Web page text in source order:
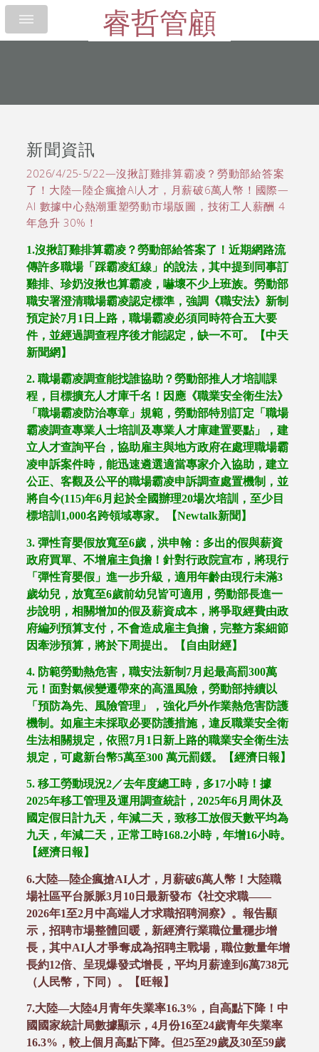
睿哲管顧
新聞資訊
2026/4/25-5/22—沒揪訂雞排算霸凌？勞動部給答案
了！大陸—陸企瘋搶AI人才，月薪破6萬人幣！國際—
AI 數據中心熱潮重塑勞動市場版圖，技術工人薪酬 4
年急升 30%！
1.沒揪訂雞排算霸凌？勞動部給答案了！近期網路流
傳許多職場「踩霸凌紅線」的說法，其中提到同事訂
雞排、珍奶沒揪也算霸凌，嚇壞不少上班族。勞動部
職安署澄清職場霸凌認定標準，強調《職安法》新制
預定於7月 1 日上路，職場霸凌必須同時符合五大要
件，並經過調查程序後才能認定，缺一不可。【中天
新聞網】
2.職場霸凌調查能找誰協助？勞動部推人才培訓課
程，目標擴充人才庫千名！因應《職業安全衛生法》
「職場霸凌防治專章」規範，勞動部特別訂定「職場
霸凌調查專業人士培訓及專業人才庫建置要點」，建
立人才查詢平台，協助雇主與地方政府在處理職場霸
凌申訴案件時，能迅速遴選適當專家介入協助，建立
公正、客觀及公平的職場霸凌申訴調查處置機制，並
將自今(115)年6月起於全國辦理20場次培訓，至少目
標培訓 1,000名跨領域專家。【Newtalk新聞】
3. 彈性育嬰假放寬至6歲，洪申翰：多出的假與薪資
政府買單、不增雇主負擔！針對行政院宣布，將現行
「彈性育嬰假」進一步升級，適用年齡由現行未滿3
歲幼兒，放寬至6歲前幼兒皆可適用，勞動部長進一
步說明，相關增加的假及薪資成本，將爭取經費由政
府編列預算支付，不會造成雇主負擔，完整方案細節
因牽涉預算，將於下周提出。【自由財經】
4. 防範勞動熱危害，職安法新制 7月起最高罰300萬
元！面對氣候變遷帶來的高溫風險，勞動部持續以
「預防為先、風險管理」，強化戶外作業熱危害防護
機制。如雇主未採取必要防護措施，違反職業安全衛
生法相關規定，依照7月 1 日新上路的職業安全衛生法
規定，可處新台幣5萬至300萬元罰鍰。【經濟日報】
5.移工勞動現況2／去年度總工時，多17小時！據
2025年移工管理及運用調查統計，2025年6月周休及
國定假日計九天，年減二天，致移工放假天數平均為
九天，年減二天，正常工時168.2小時，年增16小時。
【經濟日報】
6.大陸—陸企瘋搶AI人才，月薪破6萬人幣！大陸職
場社區平台脈脈3月 10 日最新發布《社交求職——
2026年1至2月中高端人才求職招聘洞察》。報告顯
示，招聘市場整體回暖，新經濟行業職位量穩步增
長，其中AI人才爭奪成為招聘主戰場，職位數量年增
長約12倍、呈現爆發式增長，平均月薪達到6萬738元
（人民幣，下同）。【旺報】
7.大陸—大陸4月青年失業率16.3% ，自高點下降！中
國國家統計局數據顯示，4月份16至24歲青年失業率
16.3% ，較上個月高點下降。但25至29歲及30至59歲